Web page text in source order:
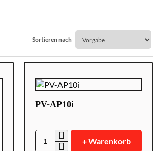
Sortieren nach
PV-AP10i
PV-
+ Warenkorb